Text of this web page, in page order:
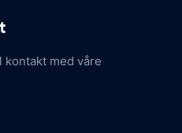
kontakt med våre